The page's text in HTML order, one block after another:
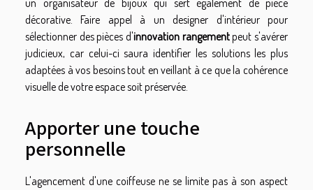
décorative. Faire appel à un designer d'intérieur pour
sélectionner des pièces d'innovation rangementpeut s'avérer
judicieux, car celui-ci saura identifier les solutions les plus
adaptées à vos besoins tout en veillant à ce que la cohérence
visuelle de votre espace soit préservée.
Apporter une touche
personnelle
L'agencement d'une coiffeuse ne se limite pas à son aspect